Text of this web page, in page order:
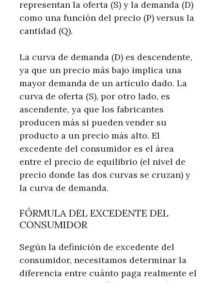
representan la oferta (S) y la demanda (D)
como una función del precio (P) versus la
cantidad (Q).
La curva de demanda (D) es descendente,
ya que un precio más bajo implica una
mayor demanda de un artículo dado. La
curva de oferta (S), por otro lado, es
ascendente, ya que los fabricantes
producen más si pueden vender su
producto a un precio más alto. El
excedente del consumidor es el área
entre el precio de equilibrio (el nivel de
precio donde las dos curvas se cruzan) y
la curva de demanda.
FÓRMULA DEL EXCEDENTE DEL
CONSUMIDOR
Según la definición de excedente del
consumidor, necesitamos determinar la
diferencia entre cuánto paga realmente el